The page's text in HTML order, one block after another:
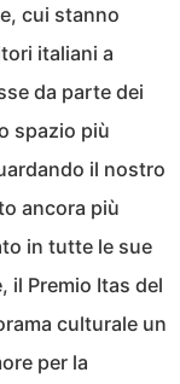
cui stanno
italiani a
da parte dei
spazio più
il nostro
ancora più
in tutte le sue
il Premio Itas del
culturale un
per la